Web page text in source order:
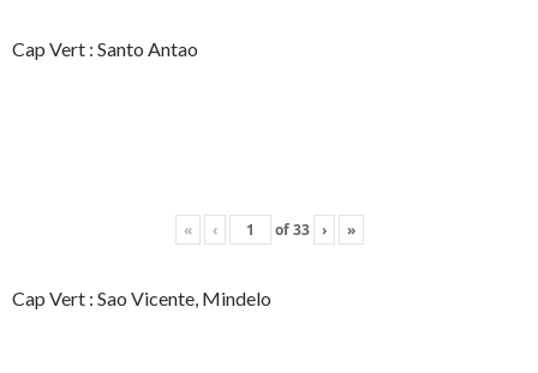
Cap Vert : Santo Antao
« ‹ of33 › »
Cap Vert : Sao Vicente, Mindelo